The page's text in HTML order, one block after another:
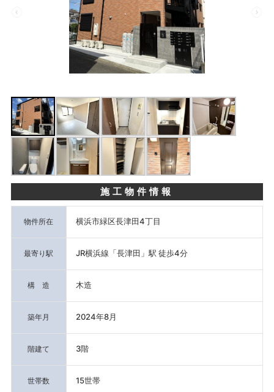
施工物件情報
物件所在 横浜市緑区長津田4丁目
最寄り駅 JR横浜線「長津田」駅 徒歩4分
構 造 木造
築年月 2024年8月
階建て 3階
世帯数 15世帯